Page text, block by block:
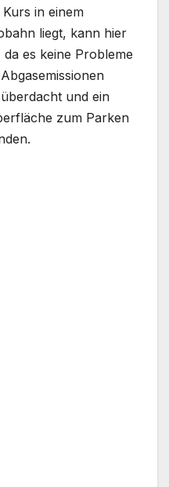
in einem
liegt, kann hier
es keine Probleme
und ein
zum Parken